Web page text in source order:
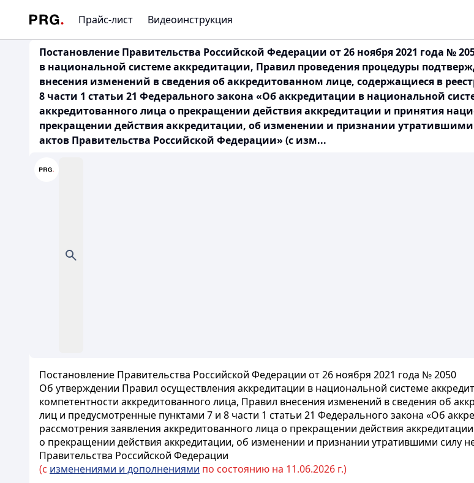
Прайс-лист Видеоинструкция
Постановление Правительства Российской Федерации от 26 ноября 2021 года №
в национальной системе аккредитации, Правил проведения процедуры
внесения изменений в сведения об аккредитованном лице, содержащиеся в
8 части 1 статьи 21 Федерального закона «Об аккредитации в национальной
аккредитованного лица о прекращении действия аккредитации и принятия
прекращении действия аккредитации, об изменении и признании
актов Правительства Российской Федерации» (с изм...
Постановление Правительства Российской Федерации от 26 ноября 2021 года № 2050
Об утверждении Правил осуществления аккредитации в национальной системе
компетентности аккредитованного лица, Правил внесения изменений в сведения об
лиц и предусмотренные пунктами 7 и 8 части 1 статьи 21 Федерального закона «Об
рассмотрения заявления аккредитованного лица о прекращении действия
о прекращении действия аккредитации, об изменении и признании утратившими силу
Правительства Российской Федерации
(с изменениями и дополнениями по состоянию на 11.06.2026 г.)